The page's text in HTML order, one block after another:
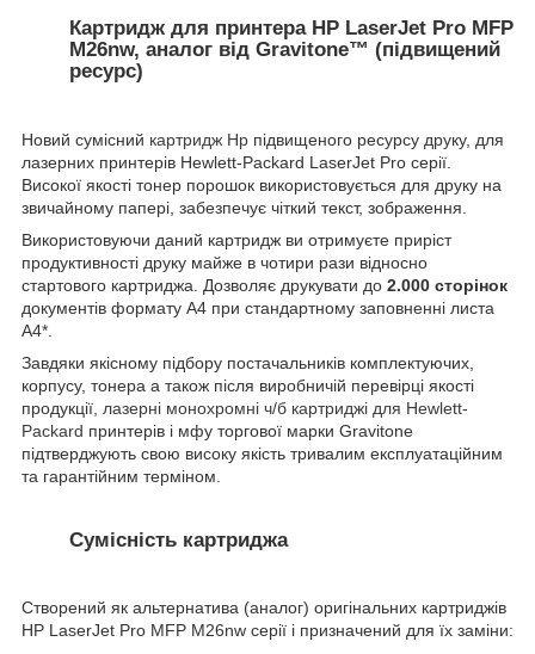
Картридж для принтера HP LaserJet Pro MFP
M26nw, аналог від Gravitone™ (підвищений
ресурс)
Новий сумісний картридж Hp підвищеного ресурсу друку, для
лазерних принтерів Hewlett-Packard LaserJet Pro серії.
Високої якості тонер порошок використовується для друку на
звичайному папері, забезпечує чіткий текст, зображення.
Використовуючи даний картридж ви отримуєте приріст
продуктивності друку майже в чотири рази відносно
стартового картриджа. Дозволяє друкувати до 2.000 сторінок
документів формату А4 при стандартному заповненні листа
А4*.
Завдяки якісному підбору постачальників комплектуючих,
корпусу, тонера а також після виробничій перевірці якості
продукції, лазерні монохромні ч/б картриджі для Hewlett-
Packard принтерів і мфу торгової марки Gravitone
підтверджують свою високу якість тривалим експлуатаційним
та гарантійним терміном.
Сумісність картриджа
Створений як альтернатива (аналог) оригінальних картриджів
HP LaserJet Pro MFP M26nw серії і призначений для їх заміни: